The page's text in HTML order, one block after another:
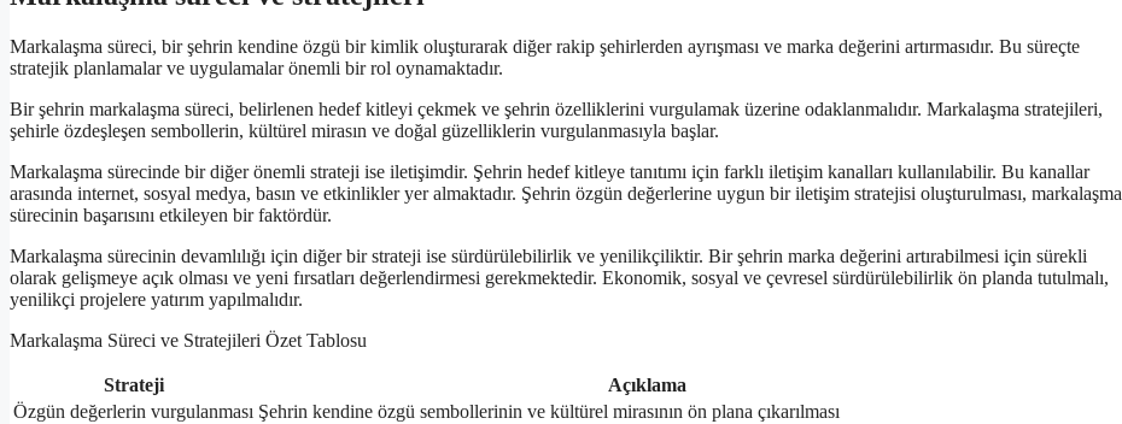
Markalaşma süreci, bir şehrin kendine özgü bir kimlik oluşturarak diğer rakip şehirlerden ayrışması ve marka değerini artırmasıdır. Bu süreçte
stratejik planlamalar ve uygulamalar önemli bir rol oynamaktadır.
Bir şehrin markalaşma süreci, belirlenen hedef kitleyi çekmek ve şehrin özelliklerini vurgulamak üzerine odaklanmalıdır. Markalaşma stratejileri,
şehirle özdeşleşen sembollerin, kültürel mirasın ve doğal güzelliklerin vurgulanmasıyla başlar.
Markalaşma sürecinde bir diğer önemli strateji ise iletişimdir. Şehrin hedef kitleye tanıtımı için farklı iletişim kanalları kullanılabilir. Bu kanallar
arasında internet, sosyal medya, basın ve etkinlikler yer almaktadır. Şehrin özgün değerlerine uygun bir iletişim stratejisi oluşturulması, markalaşma
sürecinin başarısını etkileyen bir faktördür.
Markalaşma sürecinin devamlılığı için diğer bir strateji ise sürdürülebilirlik ve yenilikçiliktir. Bir şehrin marka değerini artırabilmesi için sürekli
olarak gelişmeye açık olması ve yeni fırsatları değerlendirmesi gerekmektedir. Ekonomik, sosyal ve çevresel sürdürülebilirlik ön planda tutulmalı,
yenilikçi projelere yatırım yapılmalıdır.
Markalaşma Süreci ve Stratejileri Özet Tablosu
Strateji
Açıklama
Özgün değerlerin vurgulanması Şehrin kendine özgü sembollerinin ve kültürel mirasının ön plana çıkarılması